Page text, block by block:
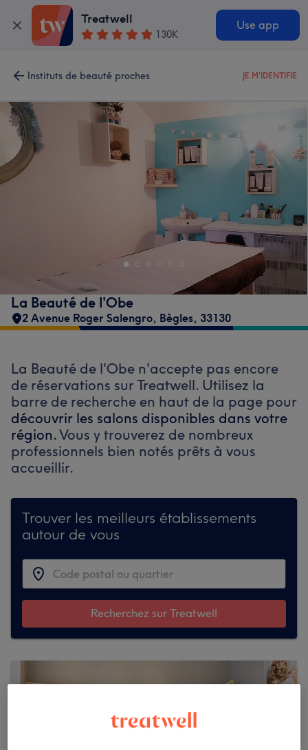
Treatwell
130K
Use app
Instituts de beauté proches JE M'IDENTIFIE
La Beauté de l'Obe
2 Avenue Roger Salengro, Bègles, 33130
La Beauté de l'Obe n'accepte pas encore
de réservations sur Treatwell. Utilisez la
barre de recherche en haut de la page pour
découvrir les salons disponibles dans votre
région.Vous y trouverez de nombreux
professionnels bien notés prêts à vous
accueillir.
Trouver les meilleurs établissements
autour de vous
Recherchez sur Treatwell